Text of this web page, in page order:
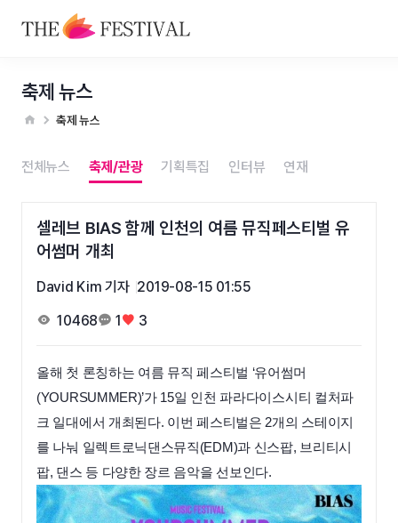
축제 뉴스
축제 뉴스
전체뉴스 축제/관광 기획특집 인터뷰 연재
셀레브 BIAS 함께 인천의 여름 뮤직페스티벌 유
어썸머 개최
David Kim 기자 2019-08-15 01:55
10468
1 3
올해 첫 론칭하는 여름 뮤직 페스티벌 ‘유어썸머
(YOURSUMMER)’가 15일 인천 파라다이스시티 컬처파
크 일대에서 개최된다. 이번 페스티벌은 2개의 스테이지
를 나눠 일렉트로닉댄스뮤직(EDM)과 신스팝, 브리티시
팝, 댄스 등 다양한 장르 음악을 선보인다.